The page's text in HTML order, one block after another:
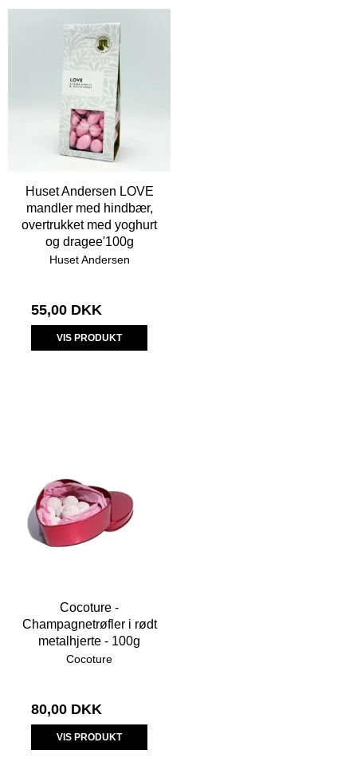
Huset Andersen LOVE
mandler med hindbær,
overtrukket med yoghurt
og dragee'100g
Huset Andersen
55,00 DKK
VIS PRODUKT
Cocoture -
Champagnetrøfler i rødt
metalhjerte - 100g
Cocoture
80,00 DKK
VIS PRODUKT